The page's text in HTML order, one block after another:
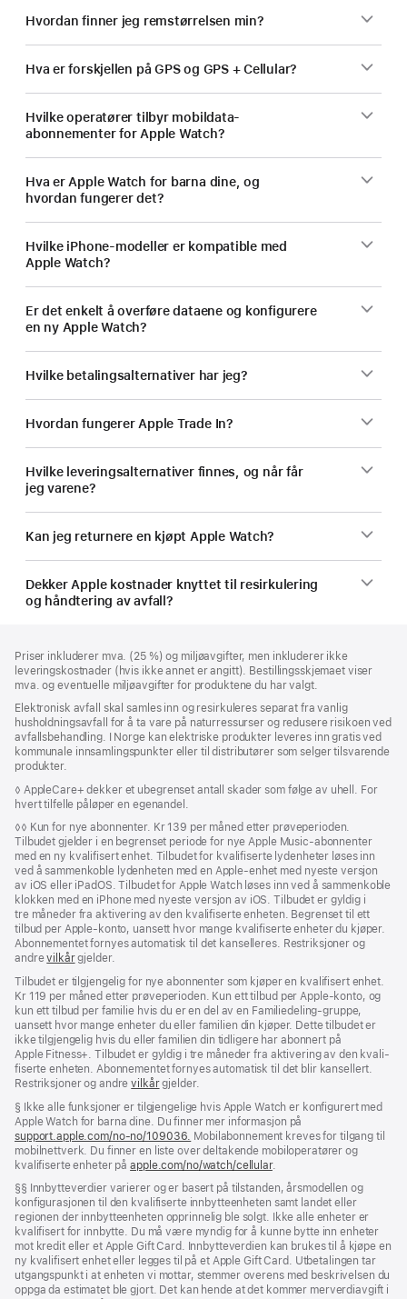
Hvordan finner jeg remstørrelsen min?
Hva er forskjellen på GPS og GPS + Cellular?
Hvilke operatører tilbyr mobildata-
abonnementer for Apple Watch?
Hva er Apple Watch for barna dine, og
hvordan fungerer det?
Hvilke iPhone-modeller er kompatible med
Apple Watch?
Er det enkelt å overføre dataene og konfigurere
en ny Apple Watch?
Hvilke betalingsalternativer har jeg?
Hvordan fungerer Apple Trade In?
Hvilke leveringsalternativer finnes, og når får
jeg varene?
Kan jeg returnere en kjøpt Apple Watch?
Dekker Apple kostnader knyttet til resirkulering
og håndtering av avfall?
Priser inkluderer mva. (25 %) og miljøavgifter, men inkluderer ikke
leveringskostnader (hvis ikke annet er angitt). Bestillingsskjemaet viser
mva. og eventuelle miljøavgifter for produktene du har valgt.
Elektronisk avfall skal samles inn og resirkuleres separat fra vanlig
husholdningsavfall for å ta vare på naturressurser og redusere risikoen ved
avfallsbehandling. I Norge kan elektriske produkter leveres inn gratis ved
kommunale innsamlingspunkter eller til distributører som selger tilsvarende
produkter.
Fotnote
◊ AppleCare+ dekker et ubegrenset antall skader som følge av uhell. For
hvert tilfelle påløper en egenandel.
Fotnote
◊◊ Kun for nye abonnenter. Kr 139 per måned etter prøveperioden.
Tilbudet gjelder i en begrenset periode for nye Apple Music-abonnenter
med en ny kvalifisert enhet. Tilbudet for kvalifiserte lydenheter løses inn
ved å sammenkoble lydenheten med en Apple-enhet med nyeste versjon
av iOS eller iPadOS. Tilbudet for Apple Watch løses inn ved å sammenkoble
klokken med en iPhone med nyeste versjon av iOS. Tilbudet er gyldig i
tre måneder fra aktivering av den kvali­fiserte enheten. Begrenset til ett
tilbud per Apple‑konto, uansett hvor mange kvalifiserte enheter du kjøper.
Abonnementet fornyes automatisk til det kanselleres. Restriksjoner og
andrevilkårgjelder.
Tilbudet er tilgjengelig for nye abonnenter som kjøper en kvalifisert enhet.
Kr 119 per måned etter prøveperioden. Kun ett tilbud per Apple-konto, og
kun ett tilbud per familie hvis du er en del av en Familiedeling-gruppe,
uansett hvor mange enheter du eller familien din kjøper. Dette tilbudet er
ikke tilgjengelig hvis du eller familien din tidligere har abonnert på
Apple Fitness+. Tilbudet er gyldig i tre måneder fra aktivering av den kvali­
fiserte enheten. Abonnementet fornyes automatisk til det blir kansellert.
Restriksjoner og andrevilkårgjelder.
Fotnote
§ Ikke alle funksjoner er tilgjengelige hvis Apple Watch er konfigurert med
Apple Watch for barna dine. Du finner mer informasjon på
support.apple.com/no-no/109036. (Åpnes
i
nytt
Mobilabonnement kreves for tilgang til
mobil­­nettverk. Du finner en liste over deltakende mobiloperatører og
kvalifiserte enheter påapple.com/no/watch/cellular.
Fotnote
§§ Innbytteverdier varierer og er basert på tilstanden, årsmodellen og
konfigurasjonen til den kvalifiserte innbytteenheten samt landet eller
regionen der innbytteenheten opprinnelig ble solgt. Ikke alle enheter er
kvalifisert for innbytte. Du må være myndig for å kunne bytte inn enheter
mot kredit eller et Apple Gift Card. Innbytteverdien kan brukes til å kjøpe en
ny kvalifisert enhet eller legges til på et Apple Gift Card. Utbetalingen tar
utgangspunkt i at enheten vi mottar, stemmer over­ens med beskrivelsen du
oppga da estimatet ble gjort. Det kan hende at det kommer merverdiavgift i